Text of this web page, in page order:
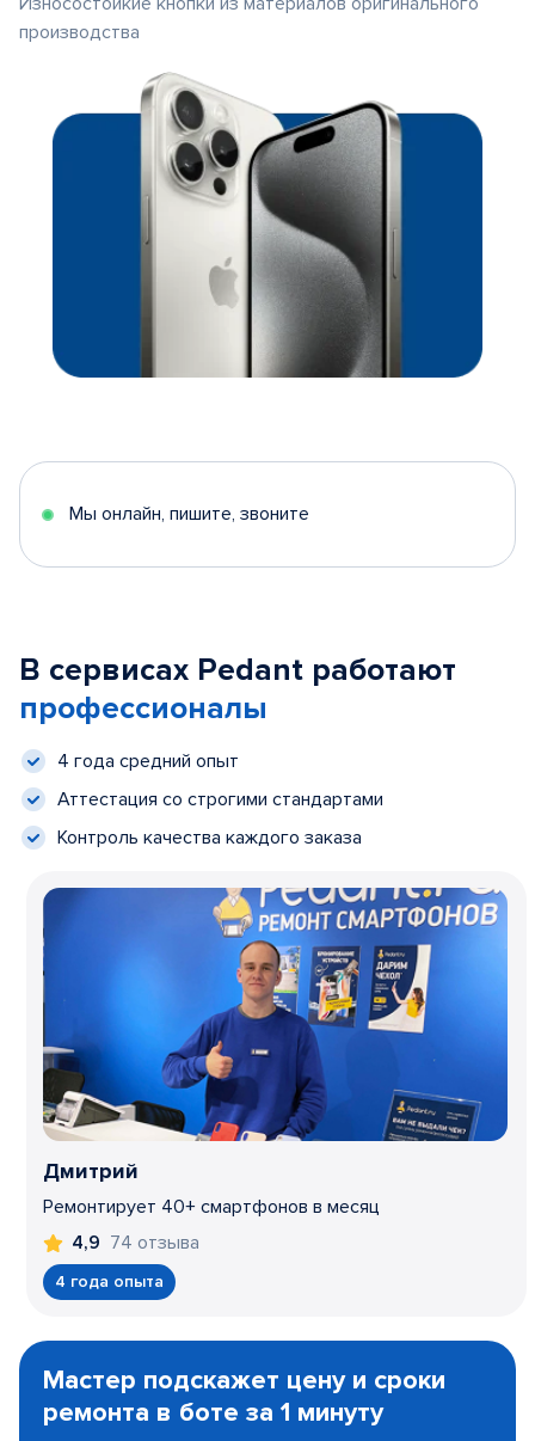
производства
Мы онлайн, пишите, звоните
В сервисах Pedant работают
профессионалы
4 года средний опыт
Аттестация со строгими стандартами
Контроль качества каждого заказа
Дмитрий
Ремонтирует 40+ смартфонов в месяц
4,9 74 отзыва
4 года опыта
1
Мастер подскажет цену и сроки
ремонта в боте за 1 минуту